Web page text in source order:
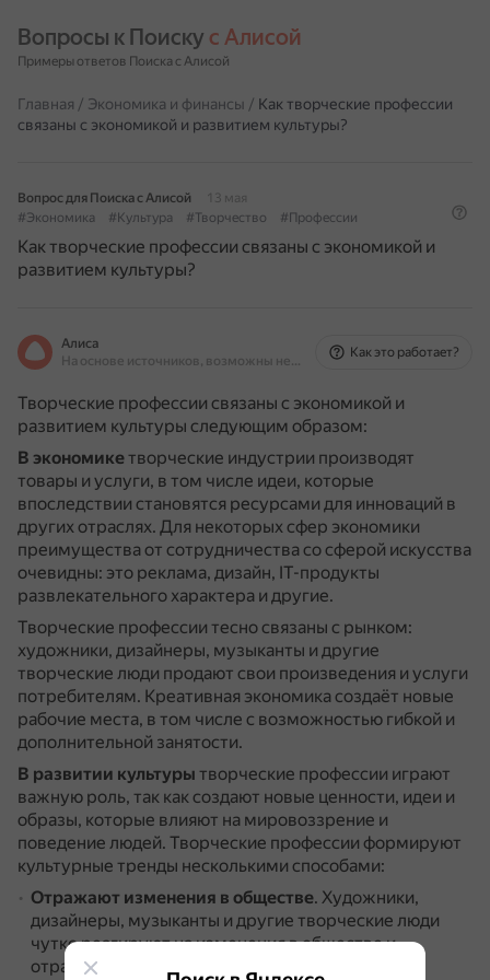
Вопросы к Поиску с Алисой
Примеры ответов Поиска с Алисой
Главная / Экономика и финансы / Как творческие профессии
связаны с экономикой и развитием культуры?
Вопрос для Поиска с Алисой
13 мая
#Экономика
#Культура #Творчество #Профессии
Как творческие профессии связаны с экономикой и
развитием культуры?
Алиса
На основе источников, возможны неточности
Как это работает?
Творческие профессии связаны с экономикой и
развитием культуры следующим образом:
В экономикетворческие индустрии производят
товары и услуги, в том числе идеи, которые
впоследствии становятся ресурсами для инноваций в
других отраслях. Для некоторых сфер экономики
преимущества от сотрудничества со сферой искусства
очевидны: это реклама, дизайн, IT-продукты
развлекательного характера и другие.
Творческие профессии тесно связаны с рынком:
художники, дизайнеры, музыканты и другие
творческие люди продают свои произведения и услуги
потребителям. Креативная экономика создаёт новые
рабочие места, в том числе с возможностью гибкой и
дополнительной занятости.
В развитии культуры творческие профессии играют
важную роль, так как создают новые ценности, идеи и
образы, которые влияют на мировоззрение и
поведение людей. Творческие профессии формируют
культурные тренды несколькими способами:
Отражают изменения в обществе. Художники,
дизайнеры, музыканты и другие творческие люди
чутко реагируют на изменения в обществе и
отражают их в своих работах.